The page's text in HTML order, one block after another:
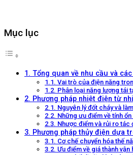
Mục lục
1. Tổng quan về nhu cầu và
1.1. Vai trò của điện năng
1.2. Phân loại năng lượng tái
2. Phương pháp nhiệt điện từ
2.1. Nguyên lý đốt cháy và
2.2. Những ưu điểm về tính
2.3. Nhược điểm và rủi ro tác
3. Phương pháp thủy điện dựa
3.1. Cơ chế chuyển hóa thế
3.2. Ưu điểm về giá thành vận